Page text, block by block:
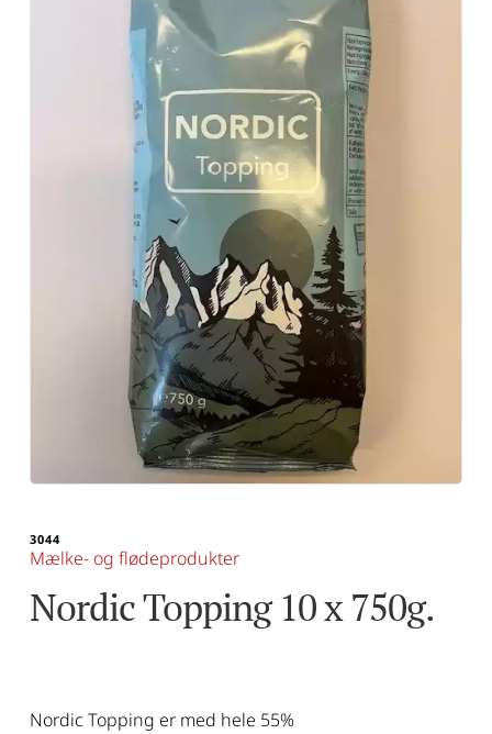
3044
Mælke- og flødeprodukter
Nordic Topping 10 x 750g.
Nordic Topping er med hele 55%